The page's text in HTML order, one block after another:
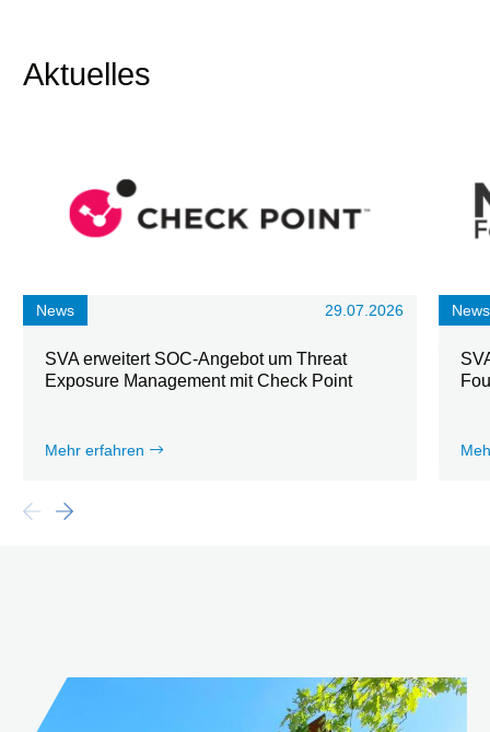
Aktuelles
News 29.07.2026
SVA erweitert SOC-Angebot um Threat
Exposure Management mit Check Point
Mehr erfahren
News